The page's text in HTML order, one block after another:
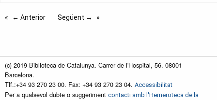
← Anterior Següent →
(c) 2019 Biblioteca de Catalunya. Carrer de l'Hospital, 56. 08001
Barcelona.
Tlf.:+34 93 270 23 00. Fax: +34 93 270 23 04. Accessibilitat
Per a qualsevol dubte o suggeriment contacti amb l'Hemeroteca de la